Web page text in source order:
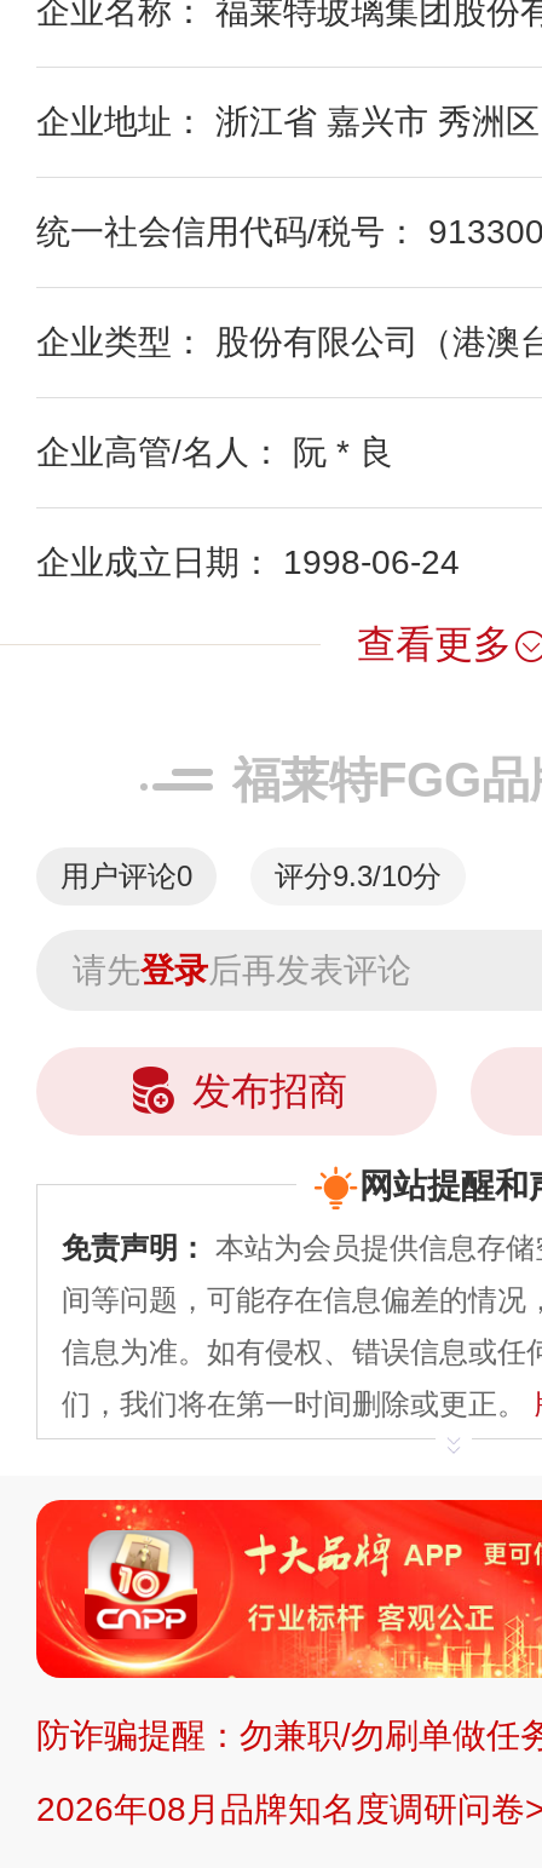
企业名称： 福莱特玻璃集团股份
企业地址： 浙江省 嘉兴市 秀洲
统一社会信用代码/税号：
企业类型： 股份有限公司（港澳
企业高管/名人： 阮 * 良
企业成立日期： 1998-06-24
查看更多
福莱特FGG
用户评论0 评分9.3/10分
请先登录后再发表评论
发布招商
网站提醒和
免责声明： 本站为会员提供信息存
间等问题，可能存在信息偏差的情况
信息为准。如有侵权、错误信息或任
们，我们将在第一时间删除或更正。
平台自有内容（文字
标、LOGO 等）知识产权归本站所
复制、转载、商用。本站不生产产
不代理、不招商、不提供中介服务。
持投资购买的观点或意见，页面信息
提交说明： 快速提交发布>> 提交品
防诈骗提醒：勿兼职/勿刷单做任
2026年08月品牌知名度调研问卷